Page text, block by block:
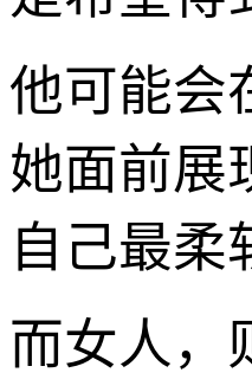
他可能会
她面前展
自己最柔
而女人，